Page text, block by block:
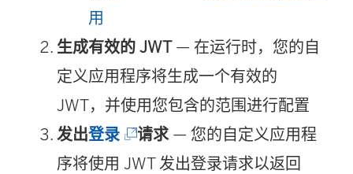
用
生成有效的 JWT— 在运行时，您的自
定义应用程序将生成一个有效的
JWT，并使用您包含的范围进行配置
发出登录(
链
请求— 您的自定义应用程
序将使用 JWT 发出登录请求以返回